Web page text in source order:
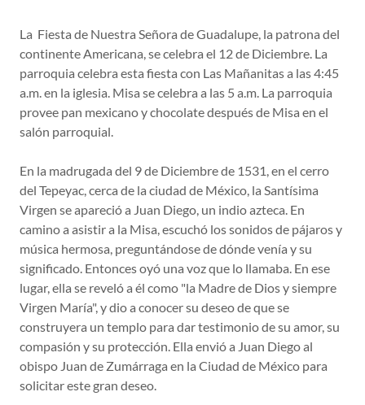
La Fiesta de Nuestra Señora de Guadalupe, la patrona del
continente Americana, se celebra el 12 de Diciembre. La
parroquia celebra esta fiesta con Las Mañanitas a las 4:45
a.m. en la iglesia. Misa se celebra a las 5 a.m. La parroquia
provee pan mexicano y chocolate después de Misa en el
salón parroquial.
En la madrugada del 9 de Diciembre de 1531, en el cerro
del Tepeyac, cerca de la ciudad de México, la Santísima
Virgen se apareció a Juan Diego, un indio azteca. En
camino a asistir a la Misa, escuchó los sonidos de pájaros y
música hermosa, preguntándose de dónde venía y su
significado. Entonces oyó una voz que lo llamaba. En ese
lugar, ella se reveló a él como "la Madre de Dios y siempre
Virgen María", y dio a conocer su deseo de que se
construyera un templo para dar testimonio de su amor, su
compasión y su protección. Ella envió a Juan Diego al
obispo Juan de Zumárraga en la Ciudad de México para
solicitar este gran deseo.